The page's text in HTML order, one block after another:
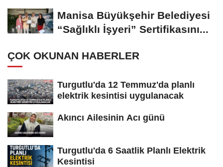
Manisa Büyükşehir Belediyesi
“Sağlıklı İşyeri” Sertifikasını...
ÇOK OKUNAN HABERLER
Turgutlu'da 12 Temmuz'da planlı
elektrik kesintisi uygulanacak
Akıncı Ailesinin Acı günü
Turgutlu'da 6 Saatlik Planlı Elektrik
Kesintisi